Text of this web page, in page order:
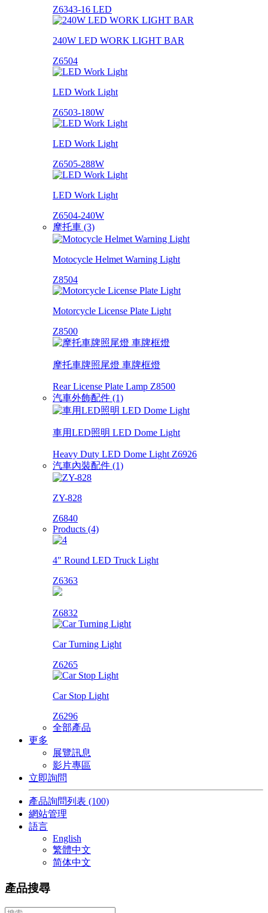
Z6343-16 LED
240W LED WORK LIGHT BAR
Z6504
LED Work Light
Z6503-180W
LED Work Light
Z6505-288W
LED Work Light
Z6504-240W
摩托車 (3)
Motocycle Helmet Warning Light
Z8504
Motorcycle License Plate Light
Z8500
摩托車牌照尾燈 車牌框燈
Rear License Plate Lamp Z8500
汽車外飾配件 (1)
車用LED照明 LED Dome Light
Heavy Duty LED Dome Light Z6926
汽車內裝配件 (1)
ZY-828
Z6840
Products (4)
4" Round LED Truck Light
Z6363
Z6832
Car Turning Light
Z6265
Car Stop Light
Z6296
全部產品
更多
展覽訊息
影片專區
立即詢問
產品詢問列表 (100)
網站管理
語言
English
繁體中文
简体中文
產品搜尋